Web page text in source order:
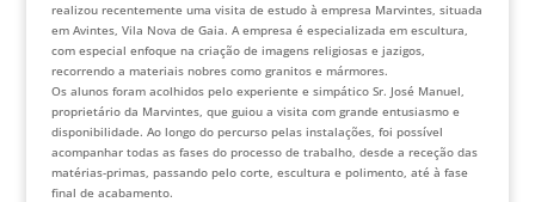
realizou recentemente uma visita de estudo à empresa Marvintes, situada
em Avintes, Vila Nova de Gaia. A empresa é especializada em escultura,
com especial enfoque na criação de imagens religiosas e jazigos,
recorrendo a materiais nobres como granitos e mármores.
Os alunos foram acolhidos pelo experiente e simpático Sr. José Manuel,
proprietário da Marvintes, que guiou a visita com grande entusiasmo e
disponibilidade. Ao longo do percurso pelas instalações, foi possível
acompanhar todas as fases do processo de trabalho, desde a receção das
matérias-primas, passando pelo corte, escultura e polimento, até à fase
final de acabamento.